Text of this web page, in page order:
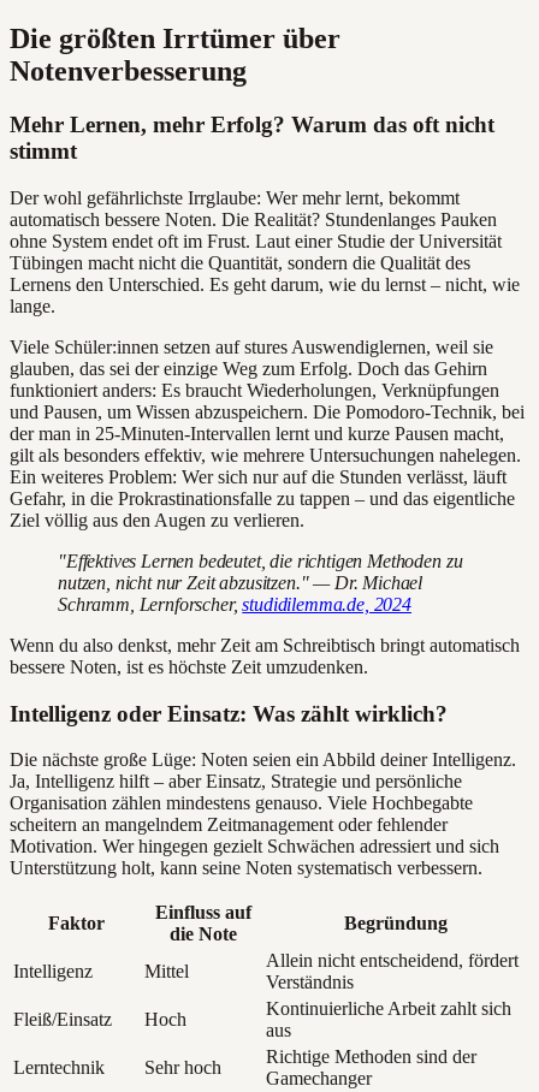
Die größten Irrtümer über
Notenverbesserung
Mehr Lernen, mehr Erfolg? Warum das oft nicht
stimmt
Der wohl gefährlichste Irrglaube: Wer mehr lernt, bekommt
automatisch bessere Noten. Die Realität? Stundenlanges Pauken
ohne System endet oft im Frust. Laut einer Studie der Universität
Tübingen macht nicht die Quantität, sondern die Qualität des
Lernens den Unterschied. Es geht darum, wie du lernst – nicht, wie
lange.
Viele Schüler:innen setzen auf stures Auswendiglernen, weil sie
glauben, das sei der einzige Weg zum Erfolg. Doch das Gehirn
funktioniert anders: Es braucht Wiederholungen, Verknüpfungen
und Pausen, um Wissen abzuspeichern. Die Pomodoro-Technik, bei
der man in 25-Minuten-Intervallen lernt und kurze Pausen macht,
gilt als besonders effektiv, wie mehrere Untersuchungen nahelegen.
Ein weiteres Problem: Wer sich nur auf die Stunden verlässt, läuft
Gefahr, in die Prokrastinationsfalle zu tappen – und das eigentliche
Ziel völlig aus den Augen zu verlieren.
"Effektives Lernen bedeutet, die richtigen Methoden zu
nutzen, nicht nur Zeit abzusitzen." — Dr. Michael
Schramm, Lernforscher,studidilemma.de, 2024
Wenn du also denkst, mehr Zeit am Schreibtisch bringt automatisch
bessere Noten, ist es höchste Zeit umzudenken.
Intelligenz oder Einsatz: Was zählt wirklich?
Die nächste große Lüge: Noten seien ein Abbild deiner Intelligenz.
Ja, Intelligenz hilft – aber Einsatz, Strategie und persönliche
Organisation zählen mindestens genauso. Viele Hochbegabte
scheitern an mangelndem Zeitmanagement oder fehlender
Motivation. Wer hingegen gezielt Schwächen adressiert und sich
Unterstützung holt, kann seine Noten systematisch verbessern.
Faktor
Einfluss auf
die Note
Begründung
Intelligenz Mittel
Allein nicht entscheidend, fördert
Verständnis
Fleiß/Einsatz
Hoch
Kontinuierliche Arbeit zahlt sich
aus
Lerntechnik
Sehr hoch
Richtige Methoden sind der
Gamechanger